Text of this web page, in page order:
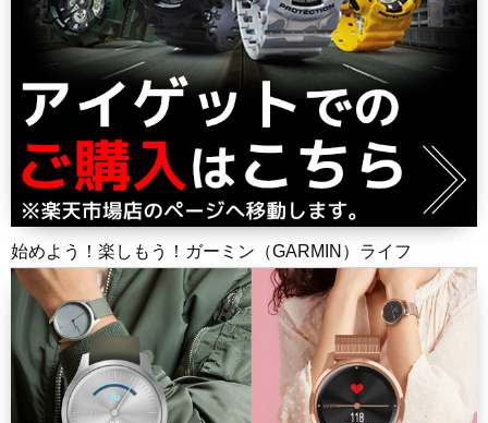
始めよう！楽しもう！ガーミン（GARMIN）ライフ